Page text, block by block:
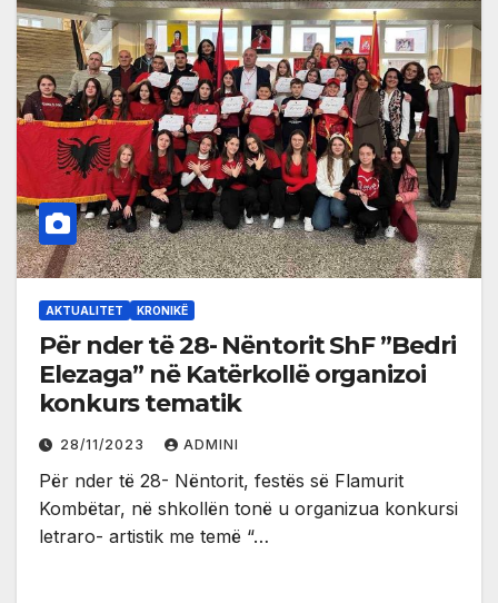
AKTUALITET KRONIKË
Për nder të 28- Nëntorit ShF ”Bedri
Elezaga” në Katërkollë organizoi
konkurs tematik
28/11/2023 ADMINI
Për nder të 28- Nëntorit, festës së Flamurit
Kombëtar, në shkollën tonë u organizua konkursi
letraro- artistik me temë “…